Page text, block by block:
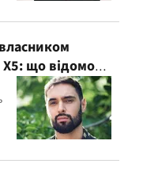
X5: що відомо